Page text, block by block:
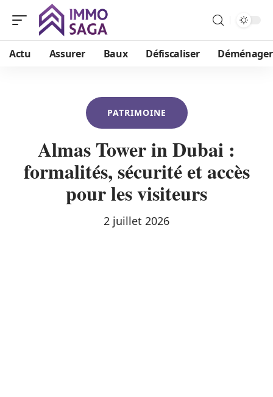
Actu Assurer Baux Défiscaliser Déménager
PATRIMOINE
Almas Tower in Dubai :
formalités, sécurité et accès
pour les visiteurs
2 juillet 2026